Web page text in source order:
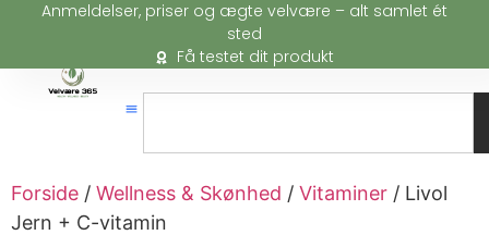
Anmeldelser, priser og ægte velvære – alt samlet ét
sted
Få testet dit produkt
Forside / Wellness & Skønhed / Vitaminer / Livol
Jern + C-vitamin